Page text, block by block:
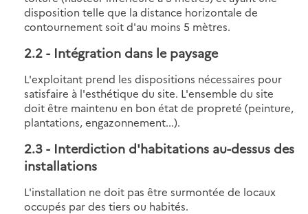
disposition telle que la distance horizontale de
contournement soit d'au moins 5 mètres.
2.2 - Intégration dans le paysage
L'exploitant prend les dispositions nécessaires pour
satisfaire à l'esthétique du site. L'ensemble du site
doit être maintenu en bon état de propreté (peinture,
plantations, engazonnement...).
2.3 - Interdiction d'habitations au-dessus des
installations
L'installation ne doit pas être surmontée de locaux
occupés par des tiers ou habités.